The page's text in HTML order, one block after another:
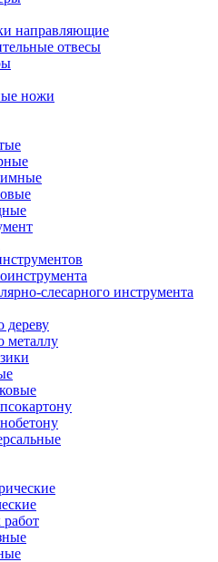
направляющие
отвесы
ножи
слесарного инструмента
дереву
металлу